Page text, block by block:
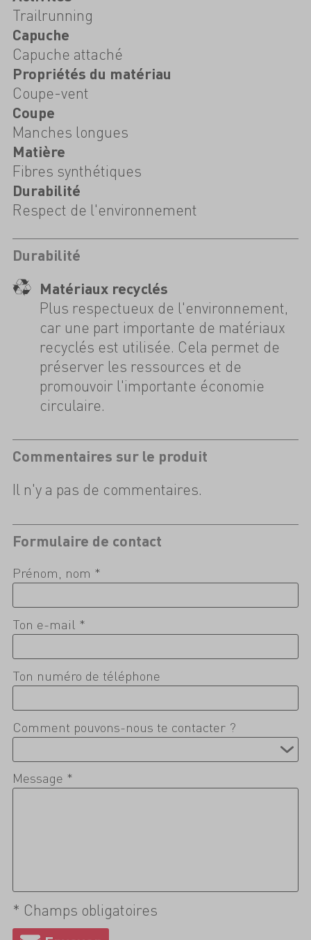
Trailrunning
Capuche
Capuche attaché
Propriétés du matériau
Coupe-vent
Coupe
Manches longues
Matière
Fibres synthétiques
Durabilité
Respect de l'environnement
Durabilité
Matériaux recyclés
Plus respectueux de l'environnement,
car une part importante de matériaux
recyclés est utilisée. Cela permet de
préserver les ressources et de
promouvoir l'importante économie
circulaire.
Commentaires sur le produit
Il n'y a pas de commentaires.
Formulaire de contact
Prénom, nom *
Ton e-mail *
Ton numéro de téléphone
Comment pouvons-nous te contacter ?
Message *
* Champs obligatoires